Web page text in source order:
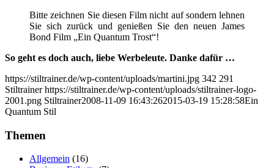
Bitte zeichnen Sie diesen Film nicht auf sondern lehnen
Sie sich zurück und genießen Sie den neuen James
Bond Film „Ein Quantum Trost“!
So geht es doch auch, liebe Werbeleute. Danke dafür …
https://stiltrainer.de/wp-content/uploads/martini.jpg 342 291
Stiltrainer https://stiltrainer.de/wp-content/uploads/stiltrainer-logo-
2001.png Stiltrainer2008-11-09 16:43:262015-03-19 15:28:58Ein
Quantum Stil
Themen
Allgemein (16)